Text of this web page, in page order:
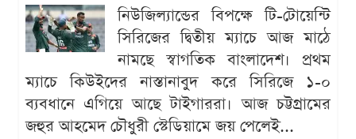
নিউজিল্যান্ডের বিপক্ষে টি-টোয়েন্টি
সিরিজের দ্বিতীয় ম্যাচে আজ মাঠে
নামছে স্বাগতিক বাংলাদেশ। প্রথম
ম্যাচে কিউইদের নাস্তানাবুদ করে সিরিজে ১-০
ব্যবধানে এগিয়ে আছে টাইগাররা। আজ চট্টগ্রামের
জহুর আহমেদ চৌধুরী স্টেডিয়ামে জয় পেলেই...